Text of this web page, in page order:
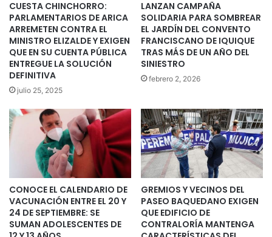
CUESTA CHINCHORRO:
PARLAMENTARIOS DE ARICA
ARREMETEN CONTRA EL
MINISTRO ELIZALDE Y EXIGEN
QUE EN SU CUENTA PÚBLICA
ENTREGUE LA SOLUCIÓN
DEFINITIVA
julio 25, 2025
LANZAN CAMPAÑA
SOLIDARIA PARA SOMBREAR
EL JARDÍN DEL CONVENTO
FRANCISCANO DE IQUIQUE
TRAS MÁS DE UN AÑO DEL
SINIESTRO
febrero 2, 2026
CONOCE EL CALENDARIO DE
VACUNACIÓN ENTRE EL 20 Y
24 DE SEPTIEMBRE: SE
SUMAN ADOLESCENTES DE
GREMIOS Y VECINOS DEL
PASEO BAQUEDANO EXIGEN
QUE EDIFICIO DE
CONTRALORÍA MANTENGA